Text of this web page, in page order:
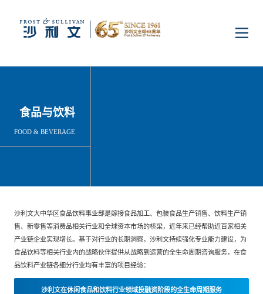
首页
洞察
行业研究
市场动态
行业
双碳新能源 医疗与生命科学
餐饮与新零售 半导体与芯片
资本市场顾问服务
企业咨询服务
传媒中心
公司动态
活动
食品与饮料
FOOD & BEVERAGE
沙利文大中华区食品饮料事业部是嫁接食品加工、包装食品生产销售、饮料生产销
售、新零售等消费品相关行业和全球资本市场的桥梁，近年来已经帮助近百家相关
产业链企业实现增长。基于对行业的长期洞察，沙利文持续强化专业能力建设，为
食品饮料等相关行业内的战略伙伴提供从战略到运营的全生命周期咨询服务，在食
品饮料产业链各细分行业均有丰富的项目经验：
沙利文在休闲食品和饮料行业领域投融资阶段的全生命周期服务